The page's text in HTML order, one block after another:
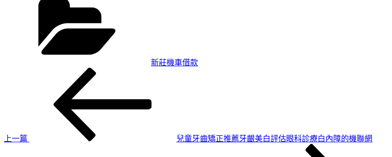
新莊機車借款
上一篇
兒童牙齒矯正推薦牙齦美白評估眼科診療白內障的機聯網